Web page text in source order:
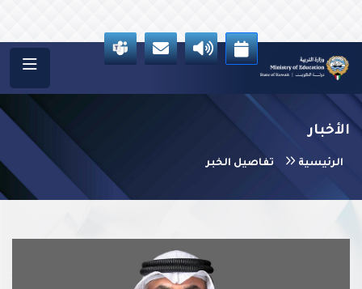
الأخبار
الرئيسية تفاصيل الخبر